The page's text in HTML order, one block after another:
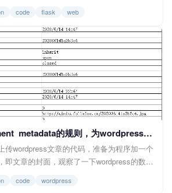
于数据库存在用户表的网站，可以通过多
表，或者在用户表或内容表中添加一个字段
或点赞过的用户，而对于数据库无用户表的
表中字段添加点赞过的ip...
code flask web
了解_wp_attachment_metadata的规则，为wordpress的媒体库上传图片吧
传wordpress文章的代码，准备为程序加一个
即文章的封面，观察了一下wordpress的数据
就跟大家分享一下这之间的一些记录。 一
code wordpress